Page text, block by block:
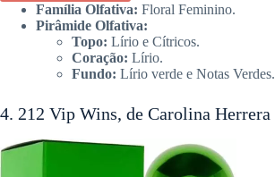
Família Olfativa: Floral Feminino.
Pirâmide Olfativa:
Topo: Lírio e Cítricos.
Coração: Lírio.
Fundo: Lírio verde e Notas Verdes.
4. 212 Vip Wins, de Carolina Herrera